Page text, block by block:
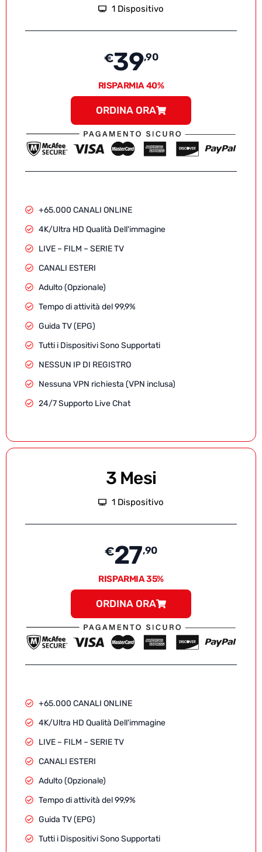
1 Dispositivo
€39,90
RISPARMIA 40%
ORDINA ORA
+65.000 CANALI ONLINE
4K/Ultra HD Qualità Dell'immagine
LIVE – FILM – SERIE TV
CANALI ESTERI
Adulto (Opzionale)
Tempo di attività del 99,9%
Guida TV (EPG)
Tutti i Dispositivi Sono Supportati
NESSUN IP DI REGISTRO
Nessuna VPN richiesta (VPN inclusa)
24/7 Supporto Live Chat
3 Mesi
1 Dispositivo
€27,90
RISPARMIA 35%
ORDINA ORA
+65.000 CANALI ONLINE
4K/Ultra HD Qualità Dell'immagine
LIVE – FILM – SERIE TV
CANALI ESTERI
Adulto (Opzionale)
Tempo di attività del 99,9%
Guida TV (EPG)
Tutti i Dispositivi Sono Supportati